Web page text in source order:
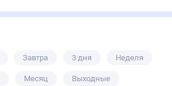
Завтра 3 дня Неделя
Месяц Выходные